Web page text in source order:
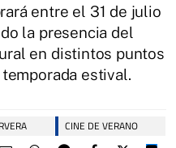
entre el 31 de julio
la presencia del
en distintos puntos
estival.
CINE DE VERANO